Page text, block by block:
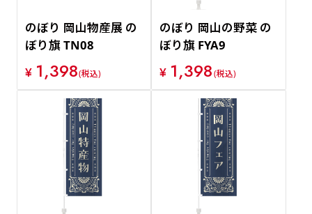
のぼり 岡山物産展 の
ぼり旗 TN08
¥ 1,398(税込)
のぼり 岡山の野菜 の
ぼり旗 FYA9
¥ 1,398(税込)